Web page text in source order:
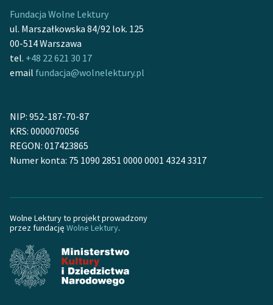
feministycznej
Ręce pełne poezji
Kolekcje edukacyjne
twórców przechodzących
Starego Testamentu
Odkurzamy bohaterów
O nas
O projekcie
Zespół
Fundacja Wolne Lektury
ul. Marszałkowska 84/92 lok. 125
00-514 Warszawa
tel. +48 22 621 30 17
email fundacja@wolnelektury.pl
NIP: 952-187-70-87
KRS: 0000070056
REGON: 017423865
Numer konta: 75 1090 2851 0000 0001 4324 3317
Wolne Lektury to projekt prowadzony
przez fundację Wolne Lektury.